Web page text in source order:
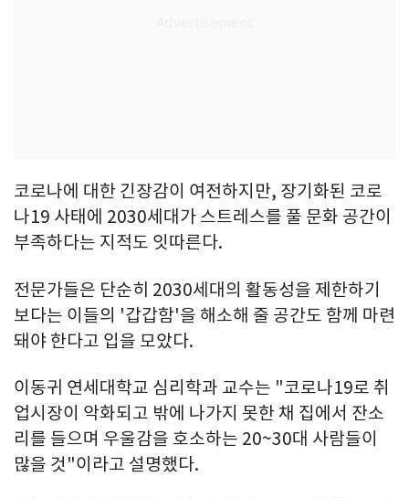
코로나에 대한 긴장감이 여전하지만, 장기화된 코로
나19 사태에 2030세대가 스트레스를 풀 문화 공간이
부족하다는 지적도 잇따른다.
전문가들은 단순히 2030세대의 활동성을 제한하기
보다는 이들의 '갑갑함'을 해소해 줄 공간도 함께 마련
돼야 한다고 입을 모았다.
이동귀 연세대학교 심리학과 교수는 "코로나19로 취
업시장이 악화되고 밖에 나가지 못한 채 집에서 잔소
리를 들으며 우울감을 호소하는 20~30대 사람들이
많을 것"이라고 설명했다.